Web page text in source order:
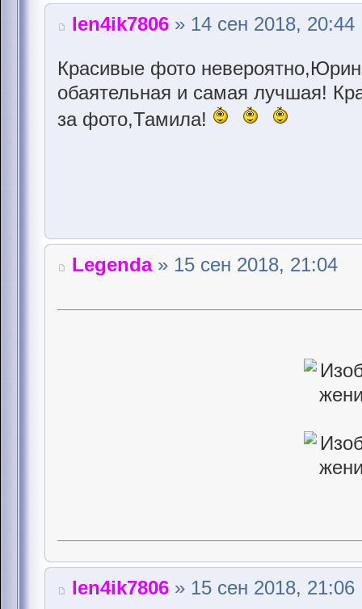
len4ik7806 » 14 сен 2018, 20:44
Красивые фото
обаятельная и самая лучшая!
за фото,Тамила!
Legenda» 15 сен 2018, 21:04
len4ik7806 » 15 сен 2018, 21:06